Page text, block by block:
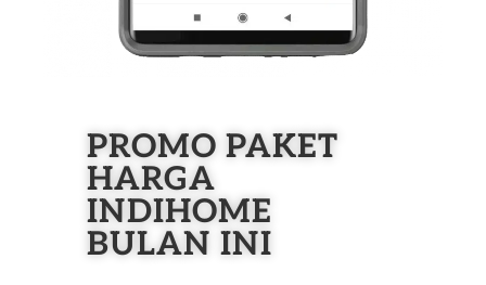
PROMO PAKET
HARGA
INDIHOME
BULAN INI